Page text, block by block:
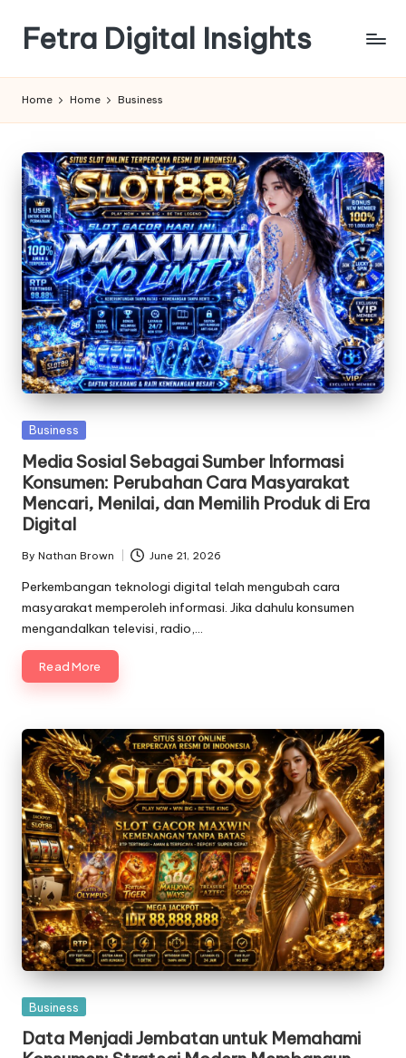
content
Fetra Digital Insights
Home Home Business
Posted
Business
Media Sosial Sebagai Sumber Informasi
Konsumen: Perubahan Cara Masyarakat
Mencari, Menilai, dan Memilih Produk di Era
Digital
Posted
by
By Nathan Brown June 21, 2026
Perkembangan teknologi digital telah mengubah cara
masyarakat memperoleh informasi. Jika dahulu konsumen
mengandalkan televisi, radio,…
Read More
Posted
Business
Data Menjadi Jembatan untuk Memahami